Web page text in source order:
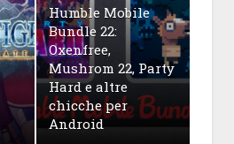
Humble Mobile
Bundle 22:
Oxenfree,
Mushrom 22, Party
Hard e altre
chicche per
Android